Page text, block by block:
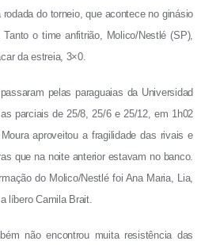
do torneio, que acontece no ginásio
o time anfitrião, Molico/Nestlé (SP),
da estreia, 3×0.
pelas paraguaias da Universidad
parciais de 25/8, 25/6 e 25/12, em 1h02
aproveitou a fragilidade das rivais e
que na noite anterior estavam no banco.
do Molico/Nestlé foi Ana Maria, Lia,
líbero Camila Brait.
não encontrou muita resistência das